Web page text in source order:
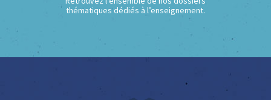
thématiques dédiés à l’enseignement.